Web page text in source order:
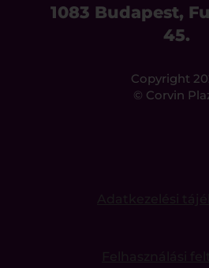
1083 Budapest,
45.
Copyright
© Corvin
Adatkezelési
Felhasználási